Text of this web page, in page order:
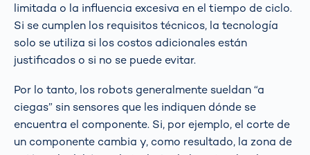
limitada o la influencia excesiva en el tiempo de ciclo.
Si se cumplen los requisitos técnicos, la tecnología
solo se utiliza si los costos adicionales están
justificados o si no se puede evitar.
Por lo tanto, los robots generalmente sueldan “a
ciegas” sin sensores que les indiquen dónde se
encuentra el componente. Si, por ejemplo, el corte de
un componente cambia y, como resultado, la zona de